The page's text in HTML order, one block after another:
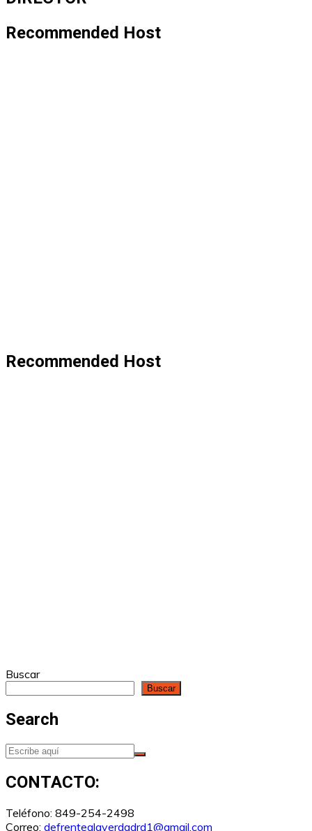
Recommended Host
Recommended Host
Buscar
Buscar
Search
CONTACTO:
Teléfono: 849-254-2498
Correo: defrentealaverdadrd1@gmail.com